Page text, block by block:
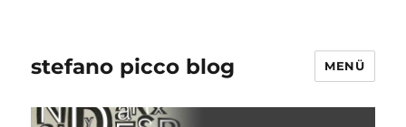
stefano picco blog MENÜ